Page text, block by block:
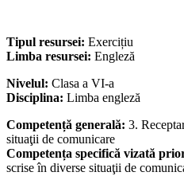
Tipul resursei: Exercițiu
Limba resursei: Engleză
Nivelul: Clasa a VI-a
Disciplina: Limba engleză
Competență generală: 3.
situaţii de comunicare
Competența specifică vizată
scrise în diverse situaţii de